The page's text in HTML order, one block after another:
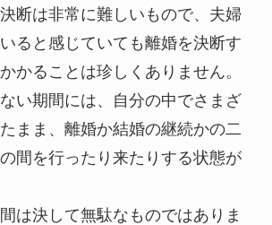
断は非常に難しいもので、夫婦
ると感じていても離婚を決断す
かることは珍しくありません。
い期間には、自分の中でさまざ
まま、離婚か結婚の継続かの二
間を行ったり来たりする状態が
は決して無駄なものではありま